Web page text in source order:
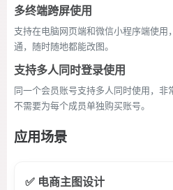
多终端跨屏使用
支持在电脑网页端和微信小程序端使用
通，随时随地都能改图。
支持多人同时登录使用
同一个会员账号支持多人同时使用，非
不需要为每个成员单独购买账号。
应用场景
✅ 电商主图设计